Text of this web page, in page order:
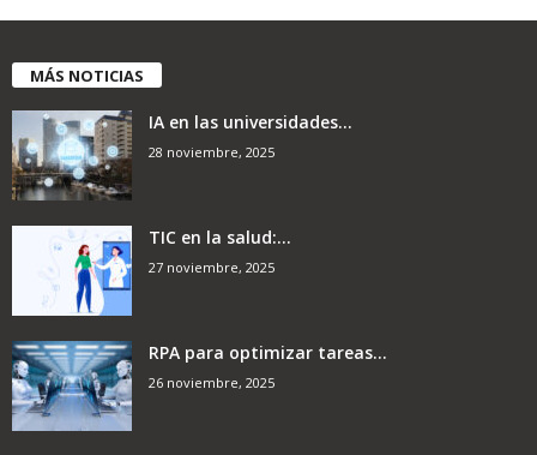
MÁS NOTICIAS
IA en las universidades...
28 noviembre, 2025
TIC en la salud:...
27 noviembre, 2025
RPA para optimizar tareas...
26 noviembre, 2025